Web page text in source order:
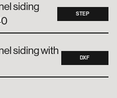
siding
STEP
siding with
DXF